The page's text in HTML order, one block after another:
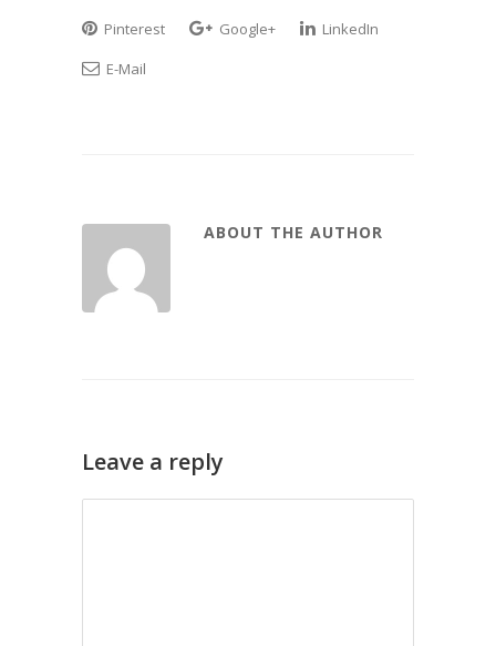
Pinterest
Google+
LinkedIn
E-Mail
ABOUT THE AUTHOR
Leave a reply